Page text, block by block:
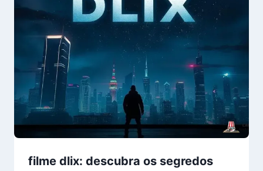
filme dlix: descubra os segredos